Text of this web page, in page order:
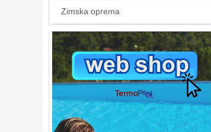
Zimska oprema